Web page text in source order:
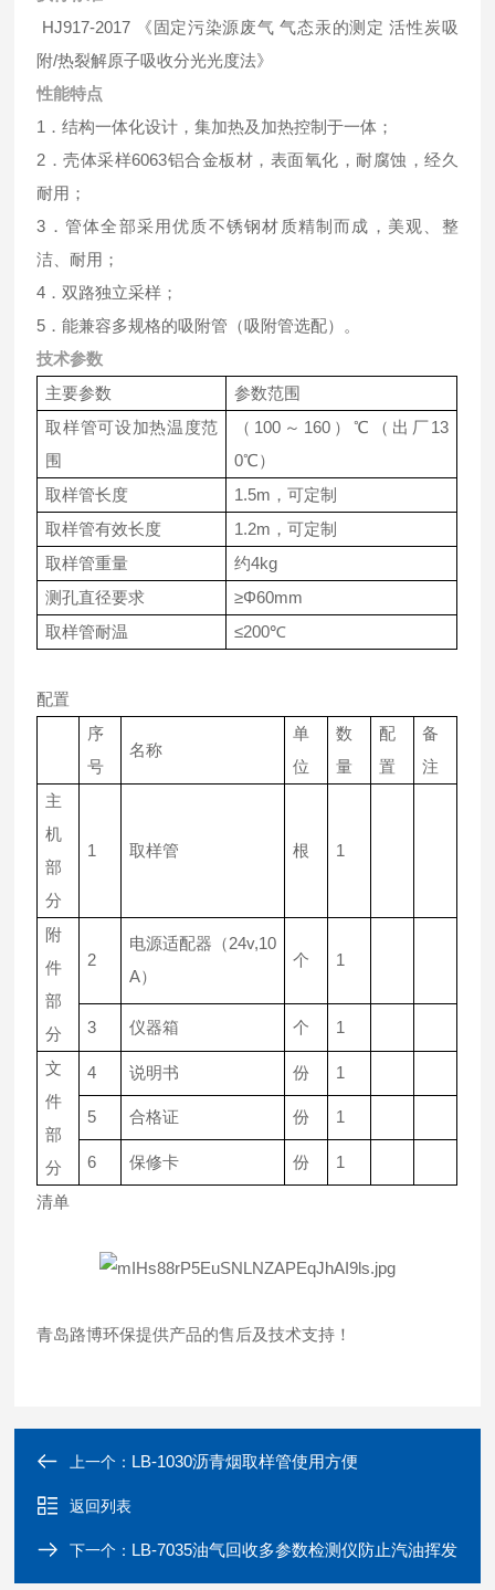
HJ917-2017 《固定污染源废气 气态汞的测定 活性炭吸
附/热裂解原子吸收分光光度法》
性能特点
1．结构一体化设计，集加热及加热控制于一体；
2．壳体采样6063铝合金板材，表面氧化，耐腐蚀，经久
耐用；
3．管体全部采用优质不锈钢材质精制而成，美观、整
洁、耐用；
4．双路独立采样；
5．能兼容多规格的吸附管（吸附管选配）。
技术参数
主要参数
参数范围
取样管可设加热温度范
围
（100～160）℃（出厂13
0℃）
取样管长度
1.5m，可定制
取样管有效长度
1.2m，可定制
取样管重量
约4kg
测孔直径要求
≥Φ60mm
取样管耐温
≤200℃
配置
序
号
名称
单
位
数
量
配
置
备
注
主
机
部
分
1 取样管 根 1
附
件
部
分
2
电源适配器（24v,10
A）
个 1
3 仪器箱 个 1
文
件
部
分
4 说明书 份 1
5 合格证 份 1
6 保修卡 份 1
清单
青岛路博环保提供产品的售后及技术支持！
上一个： LB-1030沥青烟取样管使用方便
返回列表
下一个： LB-7035油气回收多参数检测仪防止汽油挥发